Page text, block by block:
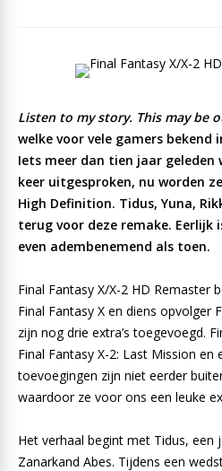
Listen to my story. This may be
welke voor vele gamers bekend
Iets meer dan tien jaar geleden
keer uitgesproken, nu worden
High Definition. Tidus, Yuna,
terug voor deze remake. Eerlijk
even adembenemend als toen.
Final Fantasy X/X-2 HD Remaster
Final Fantasy X en diens opvolger
zijn nog drie extra’s toegevoegd.
Final Fantasy X-2: Last Mission en
toevoegingen zijn niet eerder
waardoor ze voor ons een leuke
Het verhaal begint met Tidus, een
Zanarkand Abes. Tijdens een